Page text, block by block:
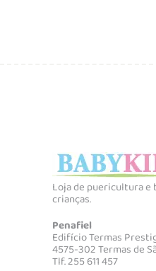
Loja de puericultura e
crianças.
Penafiel
Edifício Termas
4575-302 Termas de
Tlf. 255 611 457